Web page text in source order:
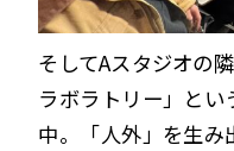
そしてAスタジオの
ラボラトリー」と
中。「人外」を生